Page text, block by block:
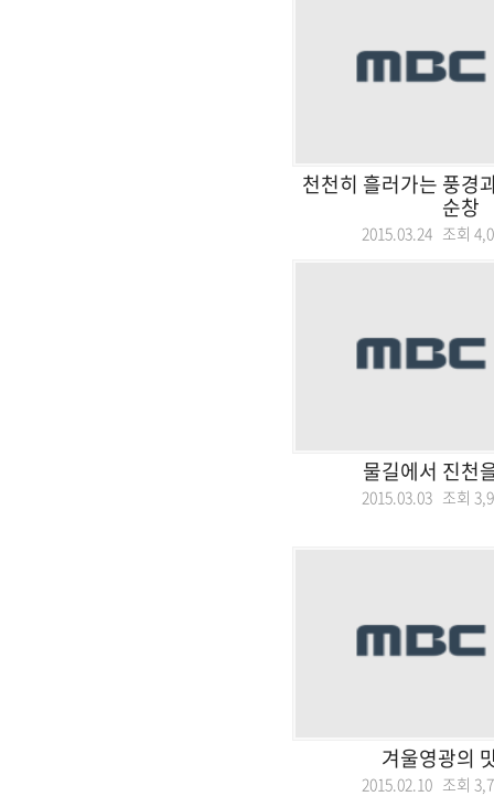
천천히 흘러가는 풍경
순창
2015.03.24 조회
물길에서 진천
2015.03.03 조회
겨울영광의
2015.02.10 조회